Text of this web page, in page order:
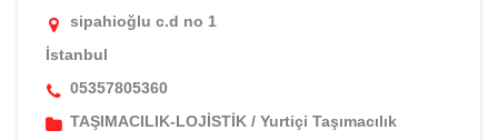
sipahioğlu c.d no 1
İstanbul
05357805360
TAŞIMACILIK-LOJİSTİK / Yurtiçi Taşımacılık